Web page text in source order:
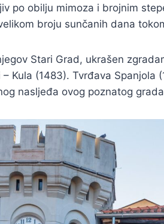
po obilju mimoza i brojnim
broju sunčanih dana
Stari Grad, ukrašen
Kula (1483). Tvrđava Spanjola
nasljeđa ovog poznatog